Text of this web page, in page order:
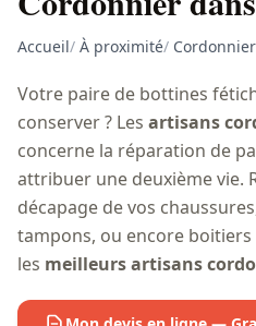
Accueil/ À proximité/
Votre paire de bottines
conserver ? Les artisans
concerne la réparation de
attribuer une deuxième vie.
décapage de vos
tampons, ou encore
les meilleurs artisans